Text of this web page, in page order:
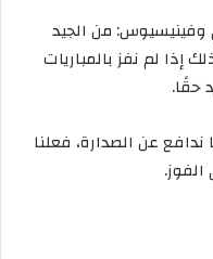
وفينيسيوس: من الجيد
إذا لمنفزبالمباريات
حقًا.
ندافععن الصدارة، فعلنا
الفوز.